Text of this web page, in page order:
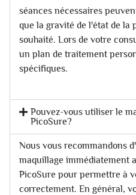
séances nécessaires
que la gravité de l'état de la
souhaité. Lors de votre
un plan de traitement
spécifiques.
Pouvez-vous utiliser le
PicoSure?
Nous vous recommandons
maquillage immédiatement
PicoSure pour permettre à
correctement. En général,